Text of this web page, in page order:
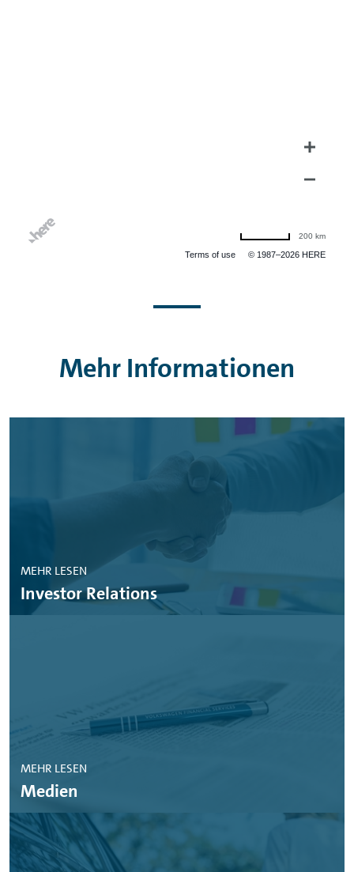
Terms of use © 1987–2026 HERE
200 km
Mehr Informationen
MEHR LESEN
Investor Relations
MEHR LESEN
Medien